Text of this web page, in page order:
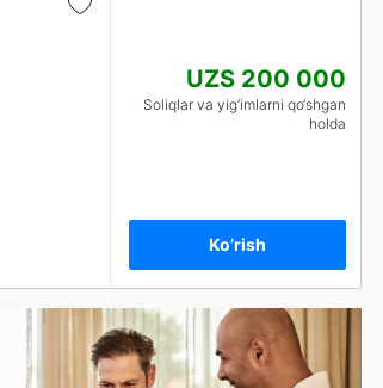
UZS 200 000
Soliqlar va yig‘imlarni qo‘shgan
holda
Ko’rish